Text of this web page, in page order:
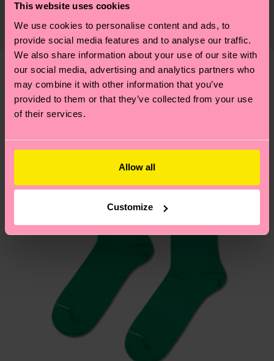
This website uses cookies
We use cookies to personalise content and ads, to
provide social media features and to analyse our traffic.
We also share information about your use of our site with
our social media, advertising and analytics partners who
may combine it with other information that you’ve
provided to them or that they’ve collected from your use
of their services.
Allow all
Customize
emissioni, amore per i calzini… e tantissime altre
piccole-grandi scelte responsabili! Vuoi scoprire
tutti i nostri segreti (e qualche dritta utile)? Dai
un’occhiata alla nostra pagina sulla sostenibilità
Il tempo di consegna stimato per Italia dalla data
di spedizione è di 5-8 giorni lavorativi. Tieni
presente che si tratta solo di una stima: la
consegna effettiva dipende dai servizi postali
locali.
Hai domande sui resi? Visita la nostra pagina
Secondo noi, ti piaceràPattern simili